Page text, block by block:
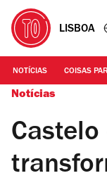
LISBOA
NOTÍCIAS COISAS
Notícias
Castelo